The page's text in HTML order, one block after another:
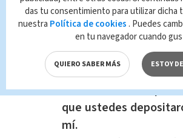
extraordinaria
este trabajo.Y
agradecimiento al
norteamericano
que ustedes
mí.
das tu consentimiento para utilizar dicha
nuestra Política de cookies . Puedes
en tu navegador cuando
QUIERO SABER MÁS ESTOY